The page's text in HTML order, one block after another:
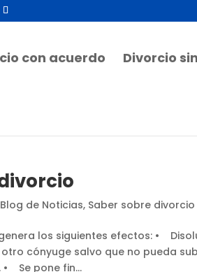
con acuerdo Divorcio
Blog de Noticias, Saber sobre divorcio
los siguientes efectos: •
cónyuge salvo que no pueda
Se pone fin...